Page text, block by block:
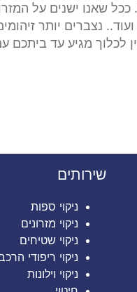
שאנו ישנים על
נצברים יותר
לכלוך מגיע עד ביתכם
שירותים
ניקוי ספות
ניקוי מזרונים
ניקוי שטיחים
ניקוי ריפודי
ניקוי וילונות